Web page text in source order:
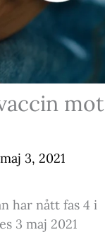
mot
maj 3, 2021
har nått fas 4 i
3 maj 2021